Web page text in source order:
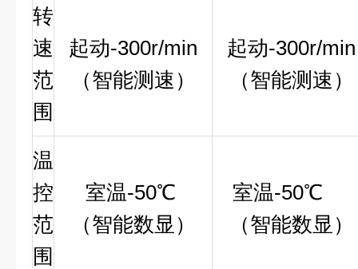
转
速
范
围
起动-300r/min
（智能测速）
起动-300r/min
（智能测速）
温
控
范
围
室温-50℃
（智能数显）
室温-50℃
（智能数显）